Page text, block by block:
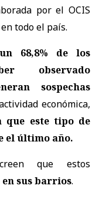
por el OCIS
todo el país.
un 68,8% de los
observado
sospechas
económica,
que este tipo de
el último año.
que estos
sus barrios.